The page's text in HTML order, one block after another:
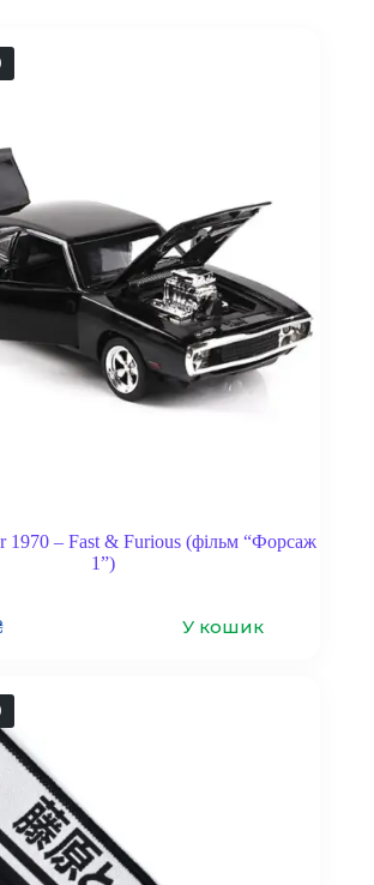
1970 – Fast & Furious (фільм “Форсаж
1”)
У кошик